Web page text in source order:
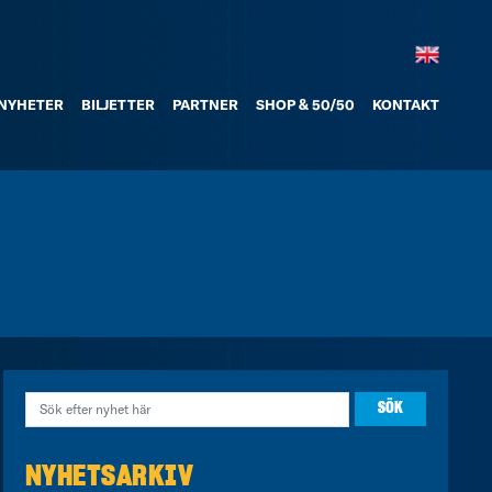
BILJETTER PARTNER SHOP & 50/50 KONTAKT
NYHETSARKIV